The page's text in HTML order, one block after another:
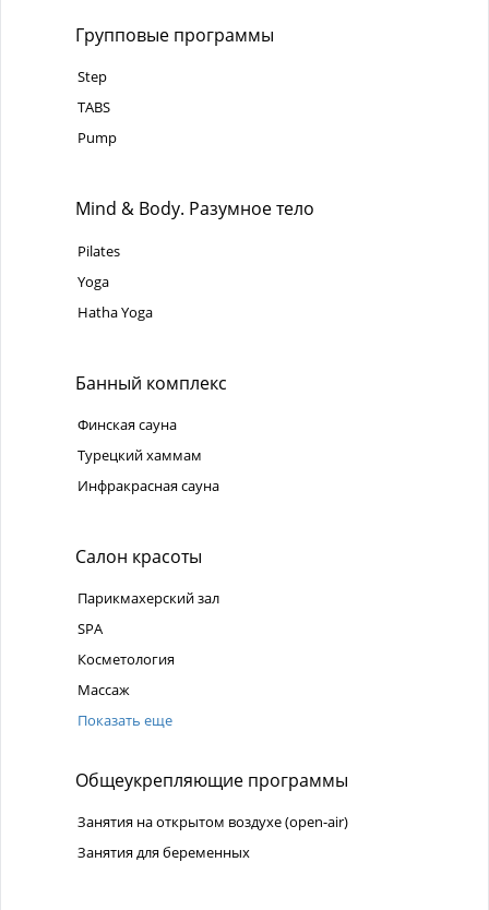
Групповые программы
Step
TABS
Pump
Mind & Body. Разумное тело
Pilates
Yoga
Hatha Yoga
Банный комплекс
Финская сауна
Турецкий хаммам
Инфракрасная сауна
Салон красоты
Парикмахерский зал
SPA
Косметология
Массаж
Показать еще
Общеукрепляющие программы
Занятия на открытом воздухе (open-air)
Занятия для беременных